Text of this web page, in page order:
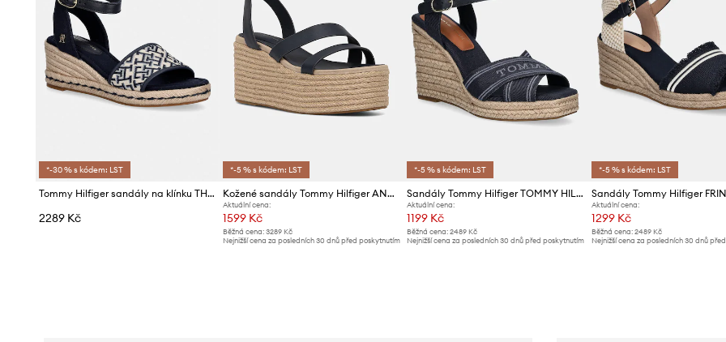
*-30 % s kódem: LST
Tommy Hilfiger sandály na klínku TH MID ESPAD WEDGE JACQUARD
2289 Kč
*-5 % s kódem: LST
Kožené sandály Tommy Hilfiger ANKLE STRAP LEATHER PLATFORM
Aktuální cena:
1599 Kč
Běžná cena:3289 Kč
Nejnižší cena za posledních 30 dnů před poskytnutím
*-5 % s kódem: LST
Sandály Tommy Hilfiger TOMMY HILFIGER ESPAD HIGH WEDGE
Aktuální cena:
1199 Kč
Běžná cena: 2489 Kč
Nejnižší cena za posledních 30 dnů před poskytnutím
*-5 % s kódem: LST
Aktuální cena:
1299 Kč
Běžná cena: 2489 Kč
Nejnižší cena za posledních 30 dnů